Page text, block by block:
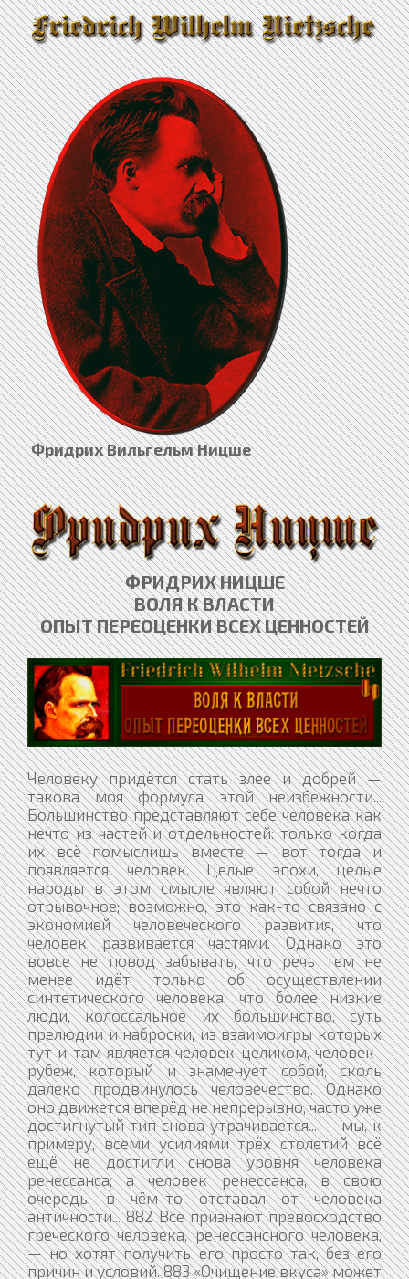
Фридрих Вильгельм Ницше
ФРИДРИХ НИЦШЕ
ВОЛЯ К ВЛАСТИ
ОПЫТ ПЕРЕОЦЕНКИ ВСЕХ ЦЕННОСТЕЙ​
Человеку придётся стать злее и добрей — такова моя формула этой неизбежности... Большинство представляют себе человека как нечто из частей и отдельностей: только когда их всё помыслишь вместе — вот тогда и появляется человек. Целые эпохи, целые народы в этом смысле являют собой нечто отрывочное; возможно, это как-то связано с экономией человеческого развития, что человек развивается частями. Однако это вовсе не повод забывать, что речь тем не менее идёт только об осуществлении синтетического человека, что более низкие люди, колоссальное их большинство, суть прелюдии и наброски, из взаимоигры которых тут и там является человек целиком, человек-рубеж, который и знаменует собой, сколь далеко продвинулось человечество. Однако оно движется вперёд не непрерывно, часто уже достигнутый тип снова утрачивается... — мы, к примеру, всеми усилиями трёх столетий всё ещё не достигли снова уровня человека ренессанса; а человек ренессанса, в свою очередь, в чём-то отставал от человека античности... 882 Все признают превосходство греческого человека, ренессансного человека, — но хотят получить его просто так, без его причин и условий. 883 «Очищение вкуса» может быть только следствием усиления типа. Наше сегодняшнее общество способно предъявить только образование — сам же образованный отсутствует. Великий синтетический человек, тот, в котором различные силы добротно и ладно впряжены в одно ярмо во имя одной цели — отсутствует. То, что мы сегодня имеем, это множественный человек, самый любопытный хаос из всех, какие, должно быть, встречались на свете: однако это не тот хаос, что до сотворения мира, а тот, что после: Гёте как красивейшее выражение этого типа (вот уж никак и нисколько не олимпиец!). 884 Гендель, Лейбниц, Гёте, Бисмарк — показательны для сильного немецкого типа. Непринуждённо живущие между противоречиями, полные той гибкой силы, что умело остерегается догм и доктрин, используя одну против другой, а сама оставаясь свободной. 885 Одно я понял точно: если бы возникновение великих и редкостных людей зависело от согласия многих (ещё и при условии, что они бы знали, какие свойства нужны для величия, равно как и то, за счёт чьих издержек всякое величие развивается) — ну, в таком случае сколько-нибудь значительных людей не было бы вообще никогда! Ход вещей, однако, вершит свой путь независимо от согласия или несогласия подавляющего большинства — вот почему кое-что удивительное на Земле всё-таки пробилось и прижилось. 886 Иерархия человеческих ценностей. а) Не следует судить о человеке по отдельным его делам {422}. Эпидермальные поступки. {423} Нет ничего более редкого, чем личностный поступок. Сословие, ранг, народ, раса, окружение, случай — всё это скорее находит выражение в деянии или поступке, нежели «личность». б) Не следует вообще предполагать, что многие люди — «личности». Кроме того, некоторые являют собой сразу несколько личностей, а большинство — не личности вовсе. Всюду, где перевешивают заурядные свойства, от которых зависит дальнейшее существование типа, наличие в человеке личности было бы расточительством, роскошью, тут вовсе не имело бы смысла о «личности» спрашивать. Это носители, инструменты трансмиссии {424}. в) «Личность» — факт относительно изолированный, а с точки зрения куда большей важности поддержания дальнейшего течения и заурядности — так и вовсе почти нечто противоестественное. Необходимые предпосылки для возникновения личности — это некоторая временная изоляция {425}, вынужденная жизнь на осадном положении, что-то вроде затворничества с большой степенью замуровки; а прежде всего — гораздо меньшая впечатлительность, чем у среднего человека, чья человечность контагиозна {426}. Первый вопрос относительно иерархии рангов: насколько тот или иной человек отмечен одиночностью, «штучностью» или стадностью. (В последнем случае его ценность заключается в свойствах, обеспечивающих дальнейшее существование его стада, его типа, в первом же — как раз в том, что его выделяет, изолирует, защищает и обеспечивает ему его одиночность.) Вывод: одиночный тип не следует оценивать по стадным критериям, а стадный — по одиночностным. С высшей точки зрения оба они необходимы, равно как необходим и их антагонизм, — и ничто так не достойно гонения, как пресловутая «желательность» чего-то третьего, что возникло бы из этих двух («добродетель» как гермафродитизм). Это ровно настолько же «желательно», как сближение и примирение полов. Типичное развитие — разверзание пропасти всё глубже... Понятие вырождения для обоих случаев: когда стадо по своим свойствам приближается к одиночным существам, а те к свойствам стада, — короче, когда они друг с другом сближаются. Это понятие вырождения находится в стороне от всякой моральной оценки. 887 Где следует искать самые сильные натуры. — Вымирание и вырождение одиночных видов больше и страшнее по своим масштабам; инстинкт стада и традиция ценностей — всё это против них; их орудия обороны, их защитные инстинкты и без того недостаточно сильны и надёжны, — нужно большое благоприятствование случая для их процветания (в самых низких и запущенных обществом сферах они процветают чаще всего; если надо найти личность, то именно в низах она сыщется скорей и верней, чем в средних классах!) Борьба сословий и классов, нацеленная на «равноправие». Когда она более или менее завершится, вот тут и разразится борьба против одиночной личности. В известном смысле легче всего таковая сумеет сохраниться и развиться в демократическом обществе: то есть там, где грубые средства обороны более не требуются, где уже существует определённая привычка к порядку, честности, справедливости и доверие к нормативным условиям. Сильных надо крепче всего привязывать, бдительней всего присматривать за ними, заковывать в цепи, сторожить — так повелевает инстинкт стада. Для них создаётся режим самоподавления, асктической изоляции или «обязанностей» работы на износ, — режим, при котором обрести себя уже невозможно. 888 Попытаюсь вывести экономическое обоснование добродетели. — Задача в том, чтобы сделать человека максимально полезным и сколько возможно приблизить его к безупречной машине: ради этой цели его надо оснастить добродетелями машины (то есть он должен научиться воспринимать состояния, при которых он функционирует как полезная машина, как наиболее полноценные: для этого нужно добиться, чтобы иные состояния представлялись ему как можно более тошными, опасными и скверными). Здесь первый камень преткновения — скука, однообразие, сопутствующие всякой машинальной деятельности. Научиться переносить эту скуку, и не только переносить, а видеть её в ореоле высшего удовольствия, — именно это оставалось до сих пор задачей всякого традиционного образования. Научиться чему-то, до чего нам не было дела, и именно в этом объективном «занятии» ощутить свой «долг»; научиться разделять в сознании оценку долга и радости, отделить их друг от друга — в этом и состоят неоценимая задача и бесценные достижения образовательной системы. Вот почему словесник по сию пору остаётся в наших школах «воспитателем вообще» {427}: сама его деятельность являет собой образец всякой доведённой до совершенства монотонной работы. Это под его знамёнами юношество доблестно приучается «зубрить» — то есть усваивает азы усердия в машинальном исполнении будущего долга (в качестве государственного служащего, супруга, конторского писаки, читателя газет и солдата). Подобное существование, видимо, ещё более нуждается в философском обосновании и прояснении, чем всякое иное: это значит, что приятные чувства необходимо силами какой-то непогрешимой инстанции вообще понизить в ранге, объявить неполноценными; тогда как «долг сам по себе», а быть может, даже пафос почтительности в отношении всего, что неприятно, — вознести, и даже более того: преподнести это требование как некий глас по ту сторону всякой полезности, приятности, целесообразности, — как императив... (Тип: Кант как фанатик формального понятия «ты должен»). 889 Экономическая оценка прежних идеалов. Законодатель (или инстинкт общества) выбирает некоторое число состояний и аффектов, задействование которых гарантирует стабильную производительность (машинализм как следствие регулярных потребностей этих аффектов и состояний.) Если предположить, что эти состояния и аффекты содержат в себе ингредиенты чего-то нежелательного, тогда следовало бы найти средство преодоления этого нежелательного за счёт ценностного представления, которое позволяло бы чувство неохоты, неудовольствия воспринимать как весьма ценное, то есть в высшем смысле радостное. Или, если свести это к формуле: «Как что-то неприятное сделать приятным?» Например, сделав его доказательством силы, власти, самопреодоления. Или если в нём доблестно проявляется наше послушание, наше согласие с законом. Равно как и наше чувство общности, чувство ближнего, чувство отчизны — доказательством нашей «человечности», нашего «альтруизма», нашего «героизма». Цель идеалов — побудить людей охотно делать неприятные вещи. 890 Умаление человека долгое время должно оставаться единственной целью: ибо сперва нужно создать просторный фундамент, дабы на нём мог разместиться более сильный вид человека. (Поскольку до сих пор всякий более сильный вид стоял на одном уровне с низшими.) 891 Абсурдное и презренное ханжество всякого идеализма, который не желает заурядность признавать заурядной и, вместо того чтобы испытывать торжество при виде исключительности, негодует при виде трусости, лживости, мелкости и низости. Не следует хотеть ничего иного! Надо только шире разверзать эту пропасть! Следует заставить высший вид обосабливаться — ценой жертв, которые он приносит своему бытию. Основная мысль: усугублять дистанции, не создавая противоположностей. Все промежуточные образования убирать, уменьшать их влиятельность: это главное средство, чтобы сохранить дистанции. 892 Разве можно посредственностям внушать отвращение к их посредственности! Как нетрудно заметить, я делаю как раз обратное: каждый шаг от посредственности ведёт — так я учу — в аморальность... 893 Ненависть к посредственности недостой